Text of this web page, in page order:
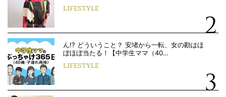
LIFESTYLE
ん!? どういうこと？ 安堵から一転、女の勘はほ
ぼほぼ当たる！【中学生ママ（40…
LIFESTYLE